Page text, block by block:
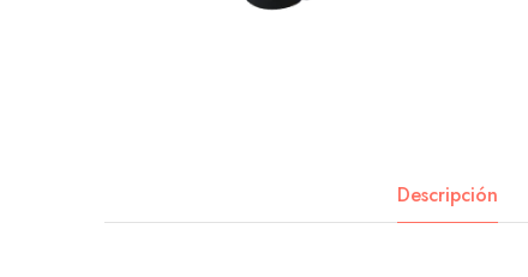
Descripción